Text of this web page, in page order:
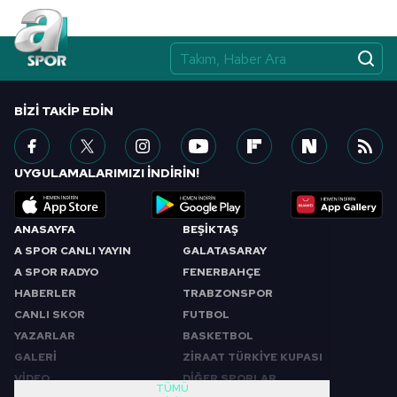
ANASAYFA
A SPOR CANLI YAYIN
A SPOR RADYO
HABERLER
CANLI SKOR
YAZARLAR
GALERİ
VİDEO
BEŞİKTAŞ
GALATASARAY
FENERBAHÇE
TRABZONSPOR
FUTBOL
BASKETBOL
ZİRAAT TÜRKİYE KUPASI
DİĞER SPORLAR
TÜMÜ
BIZI TAKIP EDIN
UYGULAMALARIMIZI İNDİRİN!